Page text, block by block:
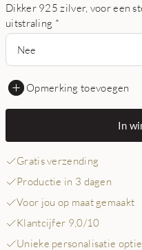
Dikker 925 zilver, voor een
uitstraling *
Nee
Opmerking toevoegen
In
Gratis verzending
Productie in 3 dagen
Voor jou op maat gemaakt
Klantcijfer 9,0/10
Unieke personalisatie